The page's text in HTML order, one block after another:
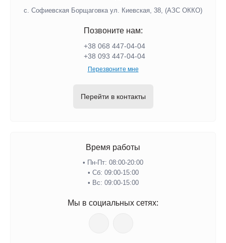
с. Софиевская Борщаговка ул. Киевская, 38, (АЗС ОККО)
Позвоните нам:
+38 068 447-04-04
+38 093 447-04-04
Перезвоните мне
Перейти в контакты
Время работы
• Пн-Пт: 08:00-20:00
• Сб: 09:00-15:00
• Вс: 09:00-15:00
Мы в социальных сетях: